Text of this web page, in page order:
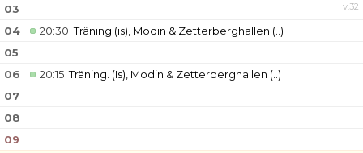
BILDGALLERI
KONTAKT
v.32
03
04
20:30Träning (is), Modin & Zetterberghallen (..)
05
06
20:15Träning. (Is), Modin & Zetterberghallen (..)
07
08
09